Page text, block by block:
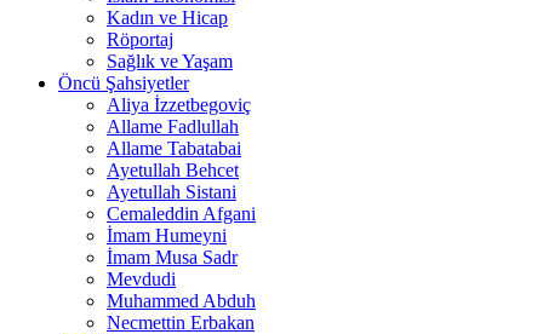
Kadın ve Hicap
Röportaj
Sağlık ve Yaşam
Öncü Şahsiyetler
Aliya İzzetbegoviç
Allame Fadlullah
Allame Tabatabai
Ayetullah Behcet
Ayetullah Sistani
Cemaleddin Afgani
İmam Humeyni
İmam Musa Sadr
Mevdudi
Muhammed Abduh
Necmettin Erbakan